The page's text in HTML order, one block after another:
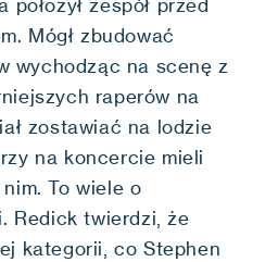
położył zespół przed
Mógł zbudować
wychodząc na scenę z
raperów na
zostawiać na lodzie
na koncercie mieli
To wiele o
Redick twierdzi, że
kategorii, co Stephen